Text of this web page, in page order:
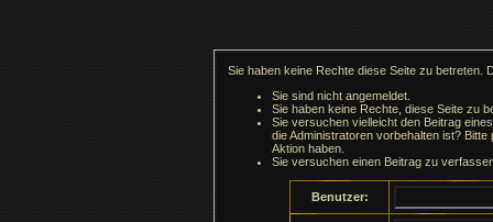
Sie haben keine Rechte diese Seite zu betreten.
Sie sind nicht angemeldet.
Sie haben keine Rechte, diese Seite zu
Sie versuchen vielleicht den Beitrag
die Administratoren vorbehalten ist?
Aktion haben.
Sie versuchen einen Beitrag zu
Benutzer: